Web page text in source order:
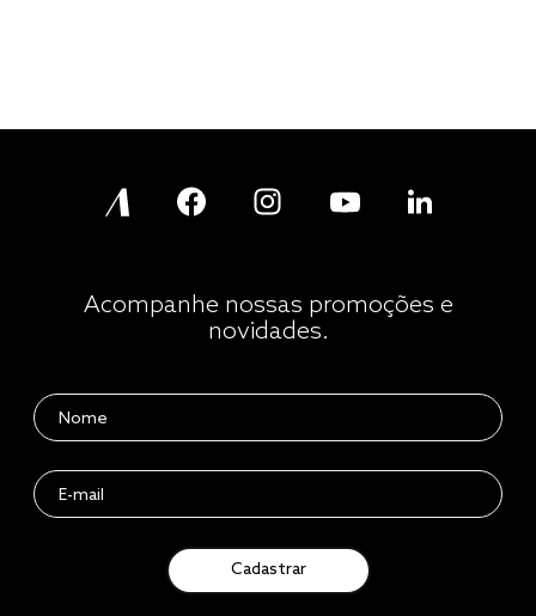
Acompanhe nossas promoções e
novidades.
Cadastrar